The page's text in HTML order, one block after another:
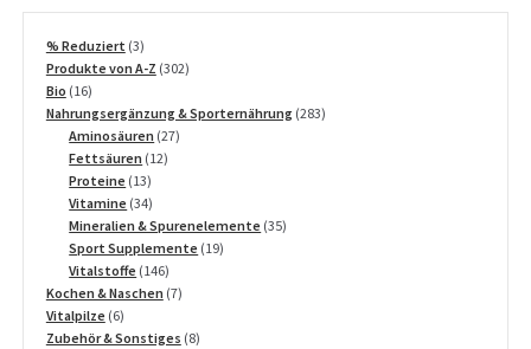
% Reduziert 33
Produkte
Produkte von A-Z 302302
Bio 1616
Produkte
Nahrungsergänzung & Sporternährung 283283
Aminosäuren 2727
Fettsäuren 1212
Proteine 1313
Produkte
Vitamine 3434
Produkte
Mineralien & Spurenelemente 3535
Sport Supplemente 1919
Vitalstoffe 146146
Produkte
Kochen & Naschen 77
Vitalpilze 66
Produkte
Zubehör & Sonstiges 88